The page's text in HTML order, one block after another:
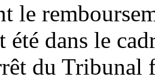
le
été dans le
du Tribunal